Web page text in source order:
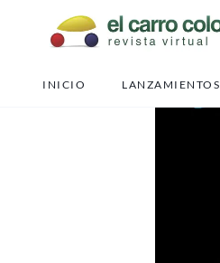
INICIO LANZAMIENTOS